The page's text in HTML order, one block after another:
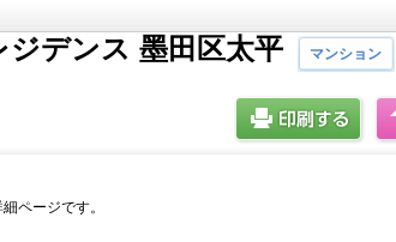
デンス 墨田区太平 マンション
ページです。